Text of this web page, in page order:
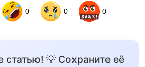
0 0 0
статью! 💡 Сохраните её